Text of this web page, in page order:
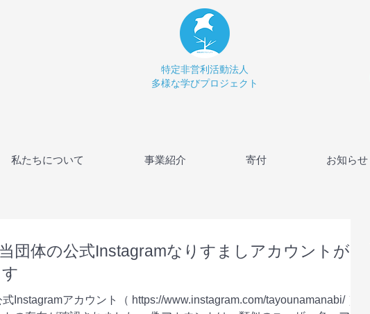
特定非営利活動法人
多様な学びプロジェクト
私たちについて 事業紹介 寄付 お知らせ
当団体の公式Instagramなりすましアカウントが発
Instagramアカウント（ https://www.instagram.com/tayounamanabi/ ）